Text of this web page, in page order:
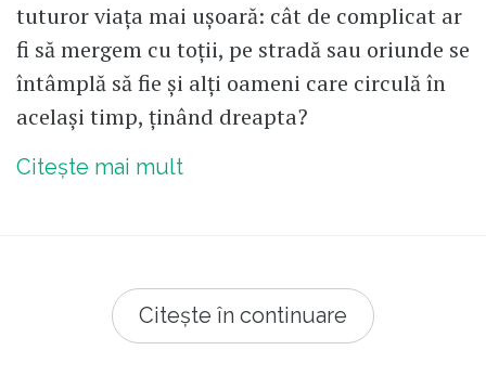
tuturor viața mai ușoară: cât de complicat ar
fi să mergem cu toții, pe stradă sau oriunde se
întâmplă să fie și alți oameni care circulă în
același timp, ținând dreapta?
Citește mai mult
Citește în continuare